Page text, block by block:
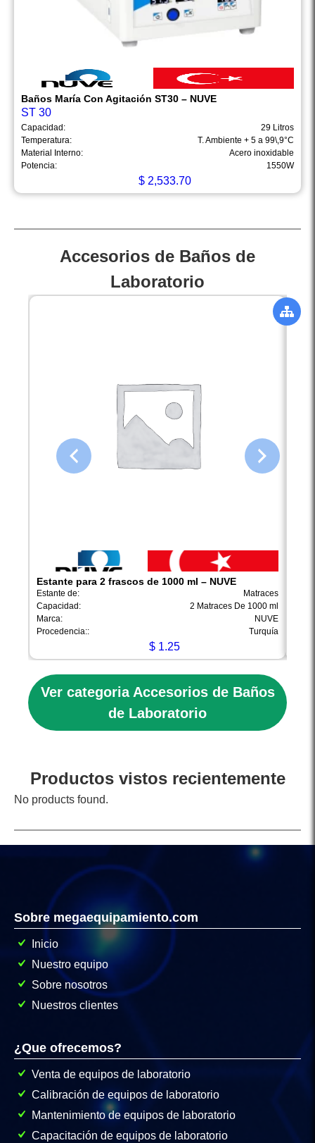
Baños María Con Agitación ST30 – NUVE
ST 30
Capacidad:
29 Litros
Temperatura:
T. Ambiente + 5 a 99\,9°C
Material Interno:
Acero inoxidable
Potencia:
1550W
$2,533.70
Accesorios de Baños de
Laboratorio
Estante para 2 frascos de 1000 ml – NUVE
Estante de:
Matraces
Capacidad:
2 Matraces De 1000 ml
Marca:
NUVE
Procedencia::
Turquía
$ 1.25
Ver categoria Accesorios de Baños
de Laboratorio
Productos vistos recientemente
No products found.
Sobre megaequipamiento.com
Inicio
Nuestro equipo
Sobre nosotros
Nuestros clientes
¿Que ofrecemos?
Venta de equipos de laboratorio
Calibración de equipos de laboratorio
Mantenimiento de equipos de laboratorio
Capacitación de equipos de laboratorio